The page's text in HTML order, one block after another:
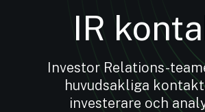
IR
Investor Relations-
huvudsakliga
investerare och